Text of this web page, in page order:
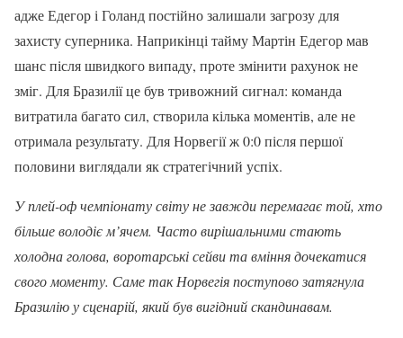
адже Едегор і Голанд постійно залишали загрозу для
захисту суперника. Наприкінці тайму Мартін Едегор мав
шанс після швидкого випаду, проте змінити рахунок не
зміг. Для Бразилії це був тривожний сигнал: команда
витратила багато сил, створила кілька моментів, але не
отримала результату. Для Норвегії ж 0:0 після першої
половини виглядали як стратегічний успіх.
У плей-оф чемпіонату світу не завжди перемагає той, хто
більше володіє м’ячем. Часто вирішальними стають
холодна голова, воротарські сейви та вміння дочекатися
свого моменту. Саме так Норвегія поступово затягнула
Бразилію у сценарій, який був вигідний скандинавам.